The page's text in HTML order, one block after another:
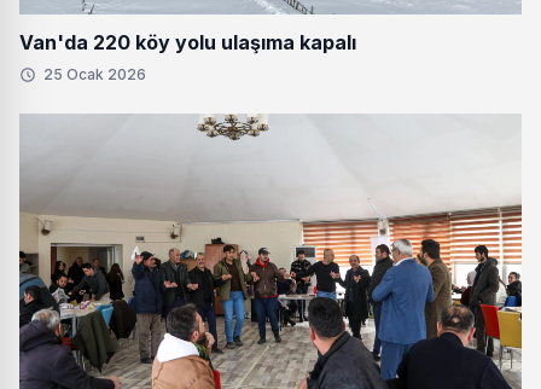
Van'da 220 köy yolu ulaşıma kapalı
25 Ocak 2026